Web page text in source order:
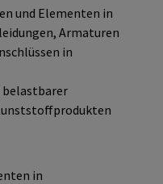
und Elementen in
Armaturen
in
belastbarer
in